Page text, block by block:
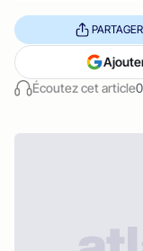
Écoutez cet article
PARTAGER